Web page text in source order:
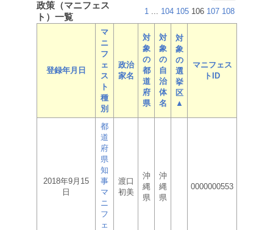
政策（マニフェス
ト）一覧
1 ... 104 105 106 107 108
登録年月日
マ
ニ
フ
ェ
ス
ト
種
別
政治
家名
対
象
の
都
道
府
県
対
象
の
自
治
体
名
対
象
の
選
挙
区
▲
マニフェス
トID
2018年9月15
日
都
道
府
県
知
事
マ
ニ
フ
ェ
渡口
初美
沖
縄
県
沖
縄
県
0000000553